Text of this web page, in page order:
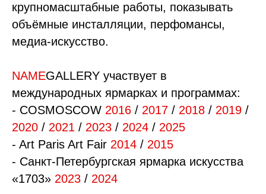
крупномасштабные работы, показывать
объёмные инсталляции, перфомансы,
медиа-искусство.
NAMEGALLERY участвует в
международных ярмарках и программах:
- COSMOSCOW 2016 / 2017 / 2018 / 2019 /
2020 / 2021 / 2023 / 2024 / 2025
- Art Paris Art Fair 2014 / 2015
- Санкт-Петербургская ярмарка искусства
«1703» 2023 / 2024